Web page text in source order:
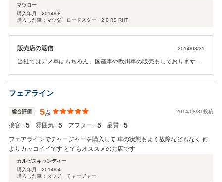
マツロー
購入年月： 2014/08
購入した車：マツダ ロードスター 2.0 RS RHT
販売店の返信 2014/08/31
当社ではアメ車はもちろん、国産車や欧州車の販売もしております！
フェアライン
総合評価 5点 2014/08/31投稿
接客 : 5 雰囲気 : 5 アフター : 5 品質 : 5
フェアラインでチャージャーを購入して 車の状態もよく故障などもなく 何
よりカッコイイです とてもオススメのお店です
カルピスキャンディー
購入年月： 2014/04
購入した車：ダッジ チャージャー